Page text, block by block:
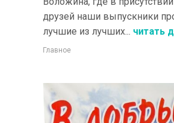
друзей наши выпускники
лучшие из лучших... читать
Главное